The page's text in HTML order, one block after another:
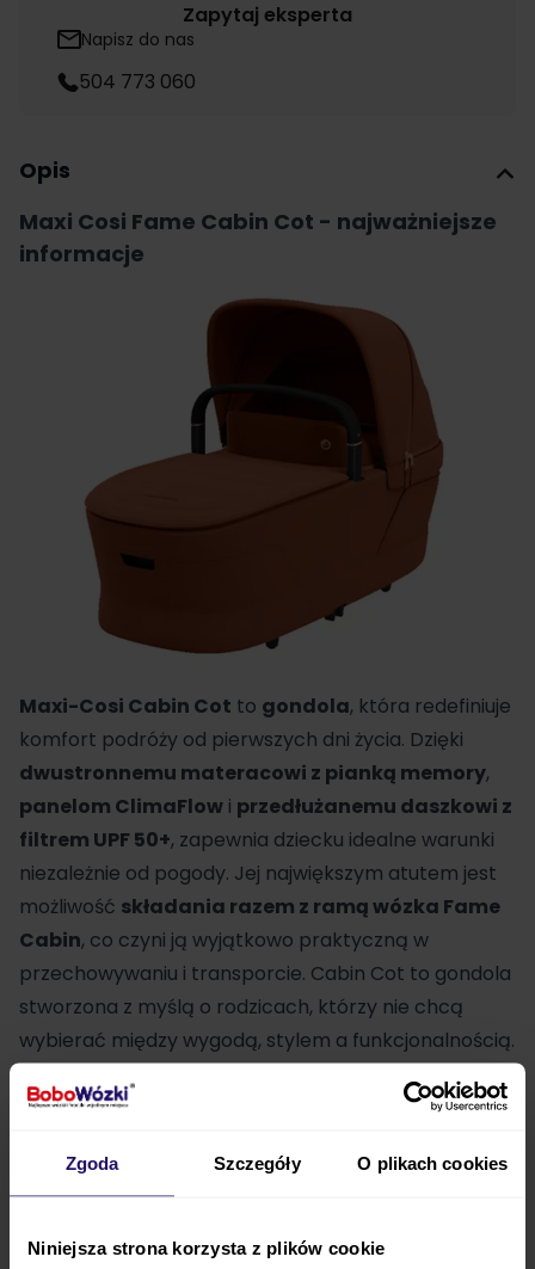
Zgoda Szczegóły O plikach cookies
Niniejsza strona korzysta z plików cookie
Zapytaj eksperta
Napisz do nas
504 773 060
Opis
Maxi Cosi Fame Cabin Cot - najważniejsze
informacje
Maxi-Cosi Cabin Cot to gondola, która redefiniuje
komfort podróży od pierwszych dni życia. Dzięki
dwustronnemu materacowi z pianką memory,
panelom ClimaFlow i przedłużanemu daszkowi z
filtrem UPF 50+, zapewnia dziecku idealne warunki
niezależnie od pogody. Jej największym atutem jest
możliwość składania razem z ramą wózka Fame
Cabin, co czyni ją wyjątkowo praktyczną w
przechowywaniu i transporcie. Cabin Cot to gondola
stworzona z myślą o rodzicach, którzy nie chcą
wybierać między wygodą, stylem a funkcjonalnością.
Maxi Cosi Fame Cabin - komfort i lekkość na co